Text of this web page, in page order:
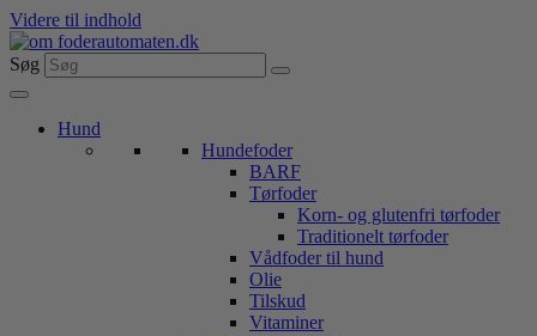
Videre til indhold
Søg
Hund
Hundefoder
BARF
Tørfoder
Korn- og glutenfri tørfoder
Traditionelt tørfoder
Vådfoder til hund
Olie
Tilskud
Vitaminer